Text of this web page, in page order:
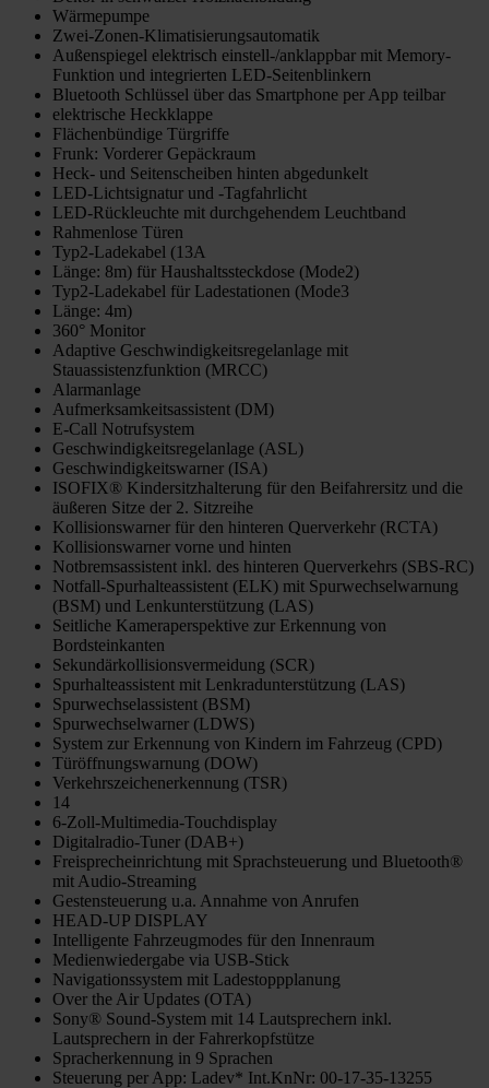
Wärmepumpe
Zwei-Zonen-Klimatisierungsautomatik
Außenspiegel elektrisch einstell-/anklappbar mit Memory-
Funktion und integrierten LED-Seitenblinkern
Bluetooth Schlüssel über das Smartphone per App teilbar
elektrische Heckklappe
Flächenbündige Türgriffe
Frunk: Vorderer Gepäckraum
Heck- und Seitenscheiben hinten abgedunkelt
LED-Lichtsignatur und -Tagfahrlicht
LED-Rückleuchte mit durchgehendem Leuchtband
Rahmenlose Türen
Typ2-Ladekabel (13A
Länge: 8m) für Haushaltssteckdose (Mode2)
Typ2-Ladekabel für Ladestationen (Mode3
Länge: 4m)
360° Monitor
Adaptive Geschwindigkeitsregelanlage mit
Stauassistenzfunktion (MRCC)
Alarmanlage
Aufmerksamkeitsassistent (DM)
E-Call Notrufsystem
Geschwindigkeitsregelanlage (ASL)
Geschwindigkeitswarner (ISA)
ISOFIX® Kindersitzhalterung für den Beifahrersitz und die
äußeren Sitze der 2. Sitzreihe
Kollisionswarner für den hinteren Querverkehr (RCTA)
Kollisionswarner vorne und hinten
Notbremsassistent inkl. des hinteren Querverkehrs (SBS-RC)
Notfall-Spurhalteassistent (ELK) mit Spurwechselwarnung
(BSM) und Lenkunterstützung (LAS)
Seitliche Kameraperspektive zur Erkennung von
Bordsteinkanten
Sekundärkollisionsvermeidung (SCR)
Spurhalteassistent mit Lenkradunterstützung (LAS)
Spurwechselassistent (BSM)
Spurwechselwarner (LDWS)
System zur Erkennung von Kindern im Fahrzeug (CPD)
Türöffnungswarnung (DOW)
Verkehrszeichenerkennung (TSR)
14
6-Zoll-Multimedia-Touchdisplay
Digitalradio-Tuner (DAB+)
Freisprecheinrichtung mit Sprachsteuerung und Bluetooth®
mit Audio-Streaming
Gestensteuerung u.a. Annahme von Anrufen
HEAD-UP DISPLAY
Intelligente Fahrzeugmodes für den Innenraum
Medienwiedergabe via USB-Stick
Navigationssystem mit Ladestoppplanung
Over the Air Updates (OTA)
Sony® Sound-System mit 14 Lautsprechern inkl.
Lautsprechern in der Fahrerkopfstütze
Spracherkennung in 9 Sprachen
Steuerung per App: Ladev* Int.KnNr: 00-17-35-13255